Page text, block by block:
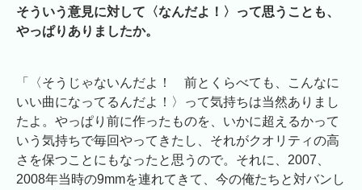
そういう意見に対して〈なんだよ！〉って思うことも、
やっぱりありましたか。
「〈そうじゃないんだよ！ 前とくらべても、こんなに
いい曲になってるんだよ！〉って気持ちは当然ありまし
たよ。やっぱり前に作ったものを、いかに超えるかって
いう気持ちで毎回やってきたし、それがクオリティの高
さを保つことにもなったと思うので。それに、2007、
2008年当時の9mmを連れてきて、今の俺たちと対バンし